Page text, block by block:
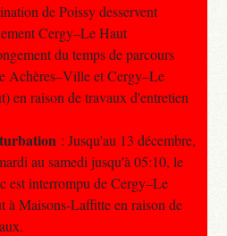
de Poissy desservent
Cergy–Le Haut
du temps de parcours
Achères–Ville et Cergy–Le
en raison de travaux d'entretien
: Jusqu'au 13 décembre,
au samedi jusqu'à 05:10, le
est interrompu de Cergy–Le
à Maisons-Laffitte en raison de